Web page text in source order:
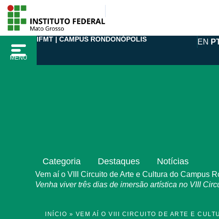
para
conteúdo
MENU
IFMT | CAMPUS RONDONÓPOLIS EN
Categoria Destaques Notícias
Vem aí o VIII Circuito de Arte e Cultura do Campus
Venha viver três dias de imersão artística no VIII
INÍCIO » VEM AÍ O VIII CIRCUITO DE ARTE E